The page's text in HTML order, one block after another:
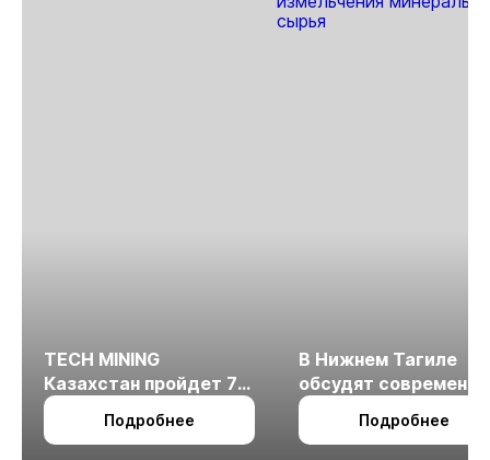
TECH MINING
Казахстан пройдет 7
октября в Алматы
Подробнее
В Нижнем Тагиле
обсудят
технологии
измельчения
Подробнее